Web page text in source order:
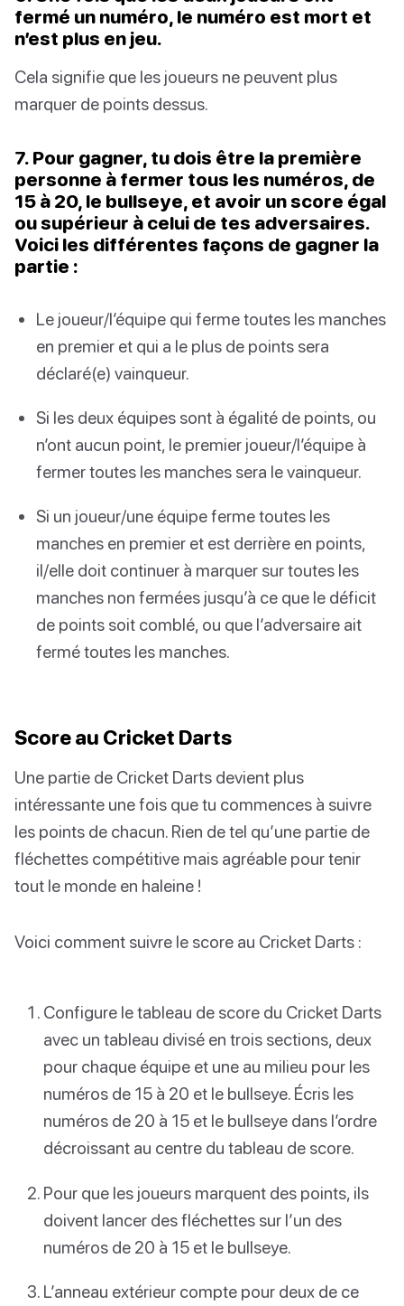
fermé un numéro, le numéro est mort et
n’est plus en jeu.
Cela signifie que les joueurs ne peuvent plus
marquer de points dessus.
7. Pour gagner, tu dois être la première
personne à fermer tous les numéros, de
15 à 20, le bullseye, et avoir un score égal
ou supérieur à celui de tes adversaires.
Voici les différentes façons de gagner la
partie :
Le joueur/l’équipe qui ferme toutes les manches
en premier et qui a le plus de points sera
déclaré(e) vainqueur.
Si les deux équipes sont à égalité de points, ou
n’ont aucun point, le premier joueur/l’équipe à
fermer toutes les manches sera le vainqueur.
Si un joueur/une équipe ferme toutes les
manches en premier et est derrière en points,
il/elle doit continuer à marquer sur toutes les
manches non fermées jusqu’à ce que le déficit
de points soit comblé, ou que l’adversaire ait
fermé toutes les manches.
Score au Cricket Darts
Une partie de Cricket Darts devient plus
intéressante une fois que tu commences à suivre
les points de chacun. Rien de tel qu’une partie de
fléchettes compétitive mais agréable pour tenir
tout le monde en haleine !
Voici comment suivre le score au Cricket Darts :
Configure le tableau de score du Cricket Darts
avec un tableau divisé en trois sections, deux
pour chaque équipe et une au milieu pour les
numéros de 15 à 20 et le bullseye. Écris les
numéros de 20 à 15 et le bullseye dans l’ordre
décroissant au centre du tableau de score.
Pour que les joueurs marquent des points, ils
doivent lancer des fléchettes sur l’un des
numéros de 20 à 15 et le bullseye.
L’anneau extérieur compte pour deux de ce